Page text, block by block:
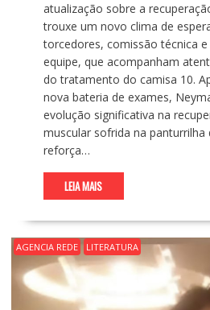
atualização sobre a
trouxe um novo clima de
torcedores, comissão técnica
equipe, que acompanham
do tratamento do camisa 10.
nova bateria de exames,
evolução significativa na
muscular sofrida na panturrilha
reforça…
LEIA MAIS
AGENCIA REDE LITERATURA